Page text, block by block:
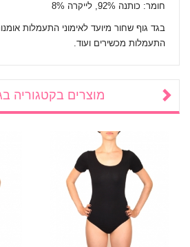
חומר: כותנה 92%, לייקרה 8%
בגד גוף שחור מיועד לאימוני התעמלות
התעמלות מכשירים ועוד.
מוצרים בקטגוריה